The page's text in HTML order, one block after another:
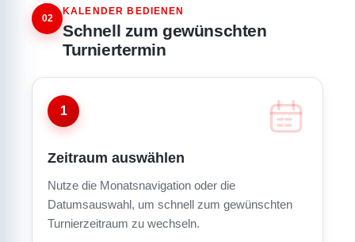
02
KALENDER BEDIENEN
Schnell zum gewünschten
Turniertermin
1
Zeitraum auswählen
Nutze die Monatsnavigation oder die
Datumsauswahl, um schnell zum gewünschten
Turnierzeitraum zu wechseln.